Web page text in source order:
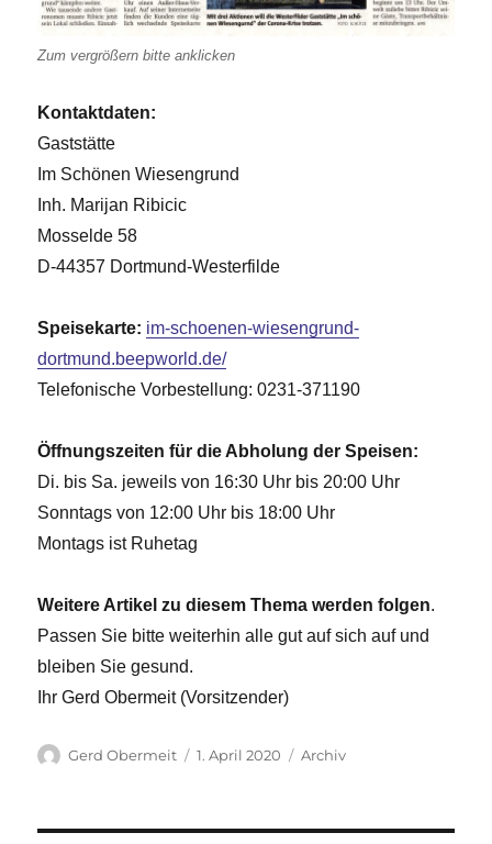
Zum vergrößern bitte anklicken
Kontaktdaten:
Gaststätte
Im Schönen Wiesengrund
Inh. Marijan Ribicic
Mosselde 58
D-44357 Dortmund-Westerfilde
Speisekarte: im-schoenen-wiesengrund-
dortmund.beepworld.de/
Telefonische Vorbestellung: 0231-371190
Öffnungszeiten für die Abholung der Speisen:
Di. bis Sa. jeweils von 16:30 Uhr bis 20:00 Uhr
Sonntags von 12:00 Uhr bis 18:00 Uhr
Montags ist Ruhetag
Weitere Artikel zu diesem Thema werden folgen.
Passen Sie bitte weiterhin alle gut auf sich auf und
bleiben Sie gesund.
Ihr Gerd Obermeit (Vorsitzender)
Autor
Gerd Obermeit
Veröffentlicht
1. April 2020 Kategorien
Archiv